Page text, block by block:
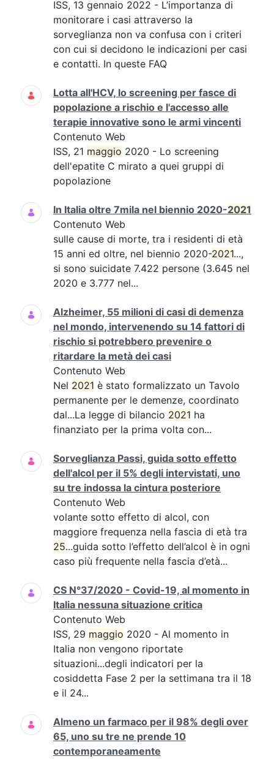
ISS, 13 gennaio 2022 - L’importanza di
monitorare i casi attraverso la
sorveglianza non va confusa con i criteri
con cui si decidono le indicazioni per casi
e contatti. In queste FAQ
Lotta all'HCV, lo screening per fasce di
popolazione a rischio e l'accesso alle
terapie innovative sono le armi vincenti
Contenuto Web
ISS, 21 maggio 2020 - Lo screening
dell'epatite C mirato a quei gruppi di
popolazione
In Italia oltre 7mila nel biennio 2020-2021
Contenuto Web
sulle cause di morte, tra i residenti di età
15 anni ed oltre, nel biennio 2020-2021...,
si sono suicidate 7.422 persone (3.645 nel
2020 e 3.777 nel...
Alzheimer, 55 milioni di casi di demenza
nel mondo, intervenendo su 14 fattori di
rischio si potrebbero prevenire o
ritardare la metà dei casi
Contenuto Web
Nel 2021 è stato formalizzato un Tavolo
permanente per le demenze, coordinato
dal...La legge di bilancio 2021 ha
finanziato per la prima volta con...
Sorveglianza Passi, guida sotto effetto
dell'alcol per il 5% degli intervistati, uno
su tre indossa la cintura posteriore
Contenuto Web
volante sotto effetto di alcol, con
maggiore frequenza nella fascia di età tra
25...guida sotto l’effetto dell’alcol è in ogni
caso più frequente nella fascia d’età...
CS N°37/2020 - Covid-19, al momento in
Italia nessuna situazione critica
Contenuto Web
ISS, 29 maggio 2020 - Al momento in
Italia non vengono riportate
situazioni...degli indicatori per la
cosiddetta Fase 2 per la settimana tra il 18
e il 24...
Almeno un farmaco per il 98% degli over
65, uno su tre ne prende 10
contemporaneamente